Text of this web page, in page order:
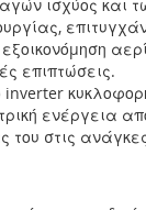
ισχύος και
εξοικονόµηση
επιπτώσεις.
ενέργεια
του στις